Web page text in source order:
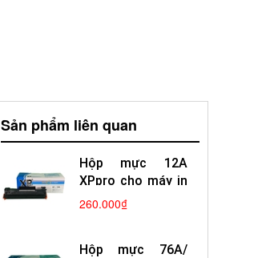
Sản phẩm liên quan
Hộp mực 12A
XPpro cho máy in
Canon 2900
260.000₫
Hộp mực 76A/